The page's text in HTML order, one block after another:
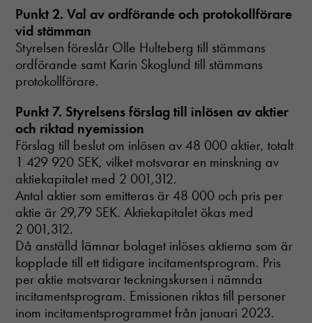
Punkt 2. Val av ordförande och protokollförare
vid stämman
Styrelsen föreslår Olle Hulteberg till stämmans
ordförande samt Karin Skoglund till stämmans
protokollförare.
Punkt 7. Styrelsens förslag till inlösen av aktier
och riktad nyemission
Förslag till beslut om inlösen av 48 000 aktier, totalt
1 429 920 SEK, vilket motsvarar en minskning av
aktiekapitalet med 2 001,312.
Antal aktier som emitteras är 48 000 och pris per
aktie är 29,79 SEK. Aktiekapitalet ökas med
2 001,312.
Då anställd lämnar bolaget inlöses aktierna som är
kopplade till ett tidigare incitamentsprogram. Pris
per aktie motsvarar teckningskursen i nämnda
incitamentsprogram. Emissionen riktas till personer
inom incitamentsprogrammet från januari 2023.
Nödvändiga
välja bort. De
behövs för att
hemsidan
över huvud
taget ska
fungera.